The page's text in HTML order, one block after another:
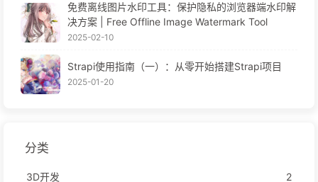
免费离线图片水印工具：保护隐私的浏览器端水印解
决方案 | Free Offline Image Watermark Tool
2025-02-10
Strapi使用指南（一）：从零开始搭建Strapi项目
2025-01-20
分类
3D开发
2